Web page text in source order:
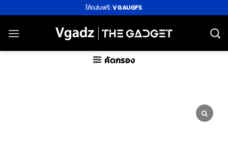
ไป
ยัง
โค้ดส่งฟรี:VGAUGFS
คัดกรอง